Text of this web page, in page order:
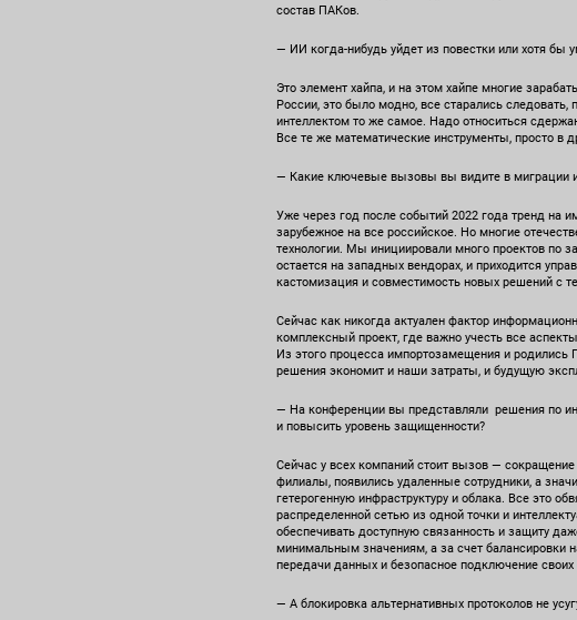
состав ПАКов.
— ИИ когда-нибудь уйдет из повестки или хотя бы
Это элемент хайпа, и на этом хайпе многие
России, это было модно, все старались
интеллектом то же самое. Надо относиться
Все те же математические инструменты, просто в
— Какие ключевые вызовы вы видите в миграции
Уже через год после событий 2022 года тренд на
зарубежное на все российское. Но многие
технологии. Мы инициировали много проектов по
остается на западных вендорах, и приходится
кастомизация и совместимость новых решений с
Сейчас как никогда актуален фактор
комплексный проект, где важно учесть все
Из этого процесса импортозамещения и
решения экономит и наши затраты, и будущую
— На конференции вы представляли решения по
и повысить уровень защищенности?
Сейчас у всех компаний стоит вызов —
филиалы, появились удаленные сотрудники, а
гетерогенную инфраструктуру и облака. Все это
распределенной сетью из одной точки и
обеспечивать доступную связанность и защиту
минимальным значениям, а за счет балансировки
передачи данных и безопасное подключение своих
— А блокировка альтернативных протоколов не